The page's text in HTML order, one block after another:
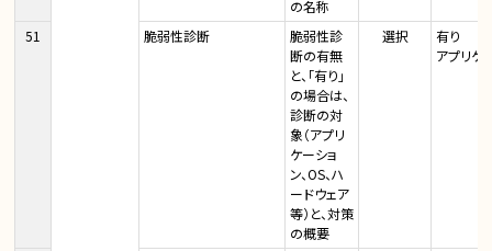
の名称
51 脆弱性診断
脆弱性診
断の有無
と、「有り」
の場合は、
診断の対
象（アプリ
ケーショ
ン、OS、ハ
ードウェア
等）と、対策
の概要
選択
有り
アプリケ